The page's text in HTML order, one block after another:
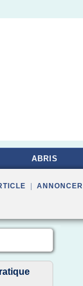
ABRIS
ANNONCER